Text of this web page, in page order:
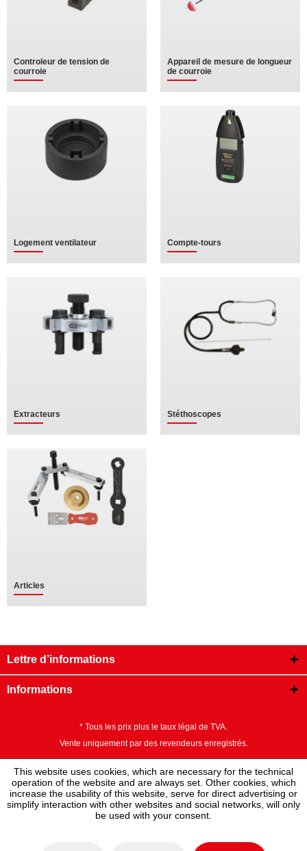
Controleur de tension de
courroie
Appareil de mesure de longueur
de courroie
Logement ventilateur Compte-tours
Extracteurs Stéthoscopes
Articles
Lettre d’informations
Informations
* Tous les prix plus le taux légal de TVA.
Vente uniquement par des revendeurs enregistrés.
This website uses cookies, which are necessary for the technical
operation of the website and are always set. Other cookies, which
increase the usability of this website, serve for direct advertising or
simplify interaction with other websites and social networks, will only
be used with your consent.